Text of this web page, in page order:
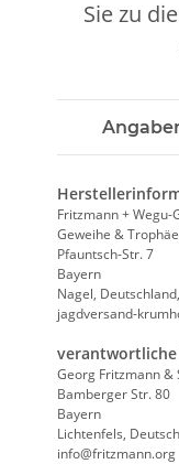
Sie zu
Fritzmann + Wegu-
Geweihe &
Pfauntsch-Str. 7
Bayern
Nagel,
jagdversand-
verantwortliche
Georg Fritzmann &
Bamberger Str. 80
Bayern
Lichtenfels,
info@fritzmann.org